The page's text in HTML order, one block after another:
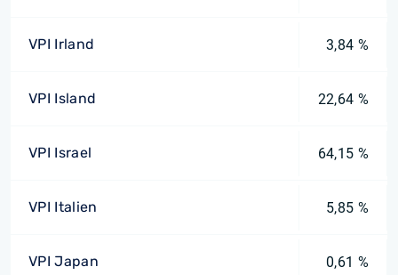
VPI Irland 3,84 %
VPI Island 22,64 %
VPI Israel 64,15 %
VPI Italien 5,85 %
VPI Japan 0,61 %